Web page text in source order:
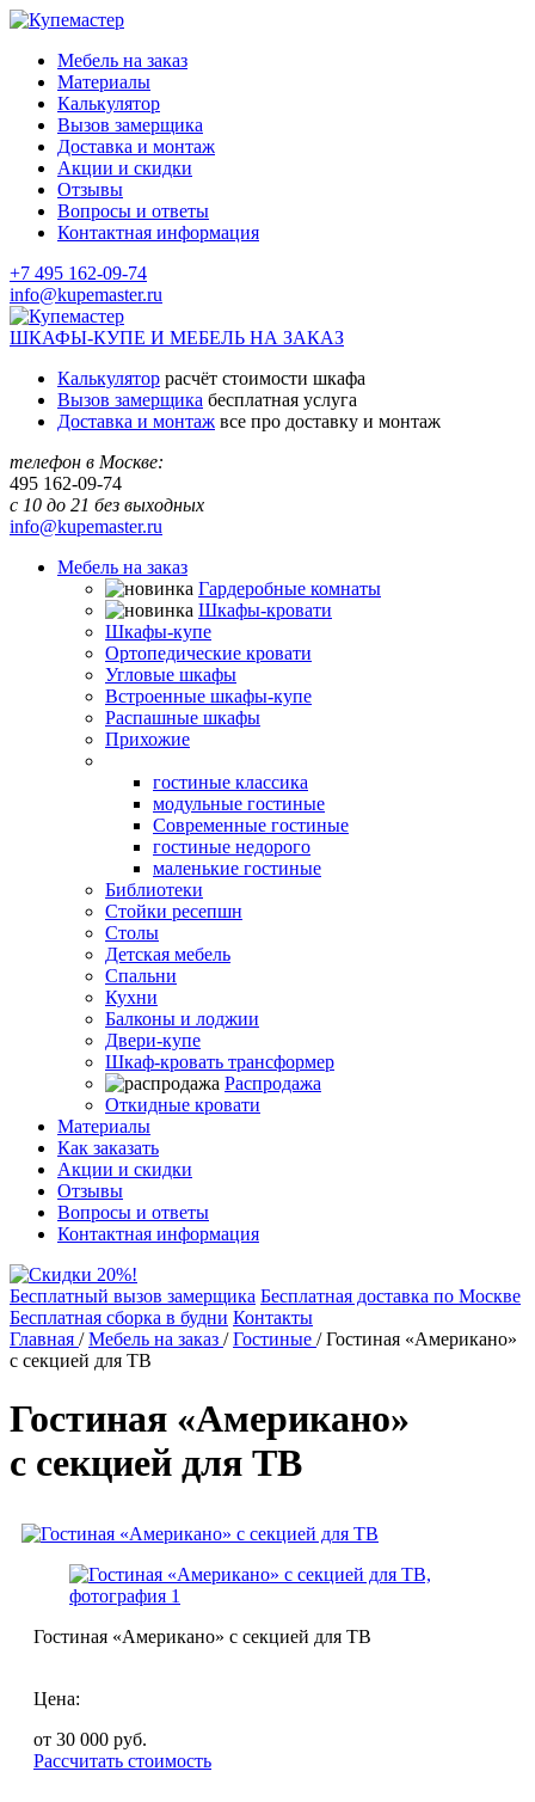
Мебель на заказ
Материалы
Калькулятор
Вызов замерщика
Доставка и монтаж
Акции и скидки
Отзывы
Вопросы и ответы
Контактная информация
+7 495 162-09-74
info@kupemaster.ru
ШКАФЫ-КУПЕ И МЕБЕЛЬ НА ЗАКАЗ
Калькулятор расчёт стоимости шкафа
Вызов замерщика бесплатная услуга
Доставка и монтаж все про доставку и монтаж
телефон в Москве:
495 162-09-74
с 10 до 21 без выходных
info@kupemaster.ru
Мебель на заказ
Гардеробные комнаты
Шкафы-кровати
Шкафы-купе
Ортопедические кровати
Угловые шкафы
Встроенные шкафы-купе
Распашные шкафы
Прихожие
гостиные классика
модульные гостиные
Современные гостиные
гостиные недорого
маленькие гостиные
Библиотеки
Стойки ресепшн
Столы
Детская мебель
Спальни
Кухни
Балконы и лоджии
Двери-купе
Шкаф-кровать трансформер
Распродажа
Откидные кровати
Материалы
Как заказать
Акции и скидки
Отзывы
Вопросы и ответы
Контактная информация
Бесплатный вызов замерщика Бесплатная доставка по Москве
Бесплатная сборка в будни Контакты
Главная /Мебель на заказ /Гостиные /Гостиная «Американо»
с секцией для ТВ
Гостиная «Американо»
с секцией для ТВ
Гостиная «Американо» с секцией для ТВ
Цена:
от 30 000 руб.
Рассчитать стоимость